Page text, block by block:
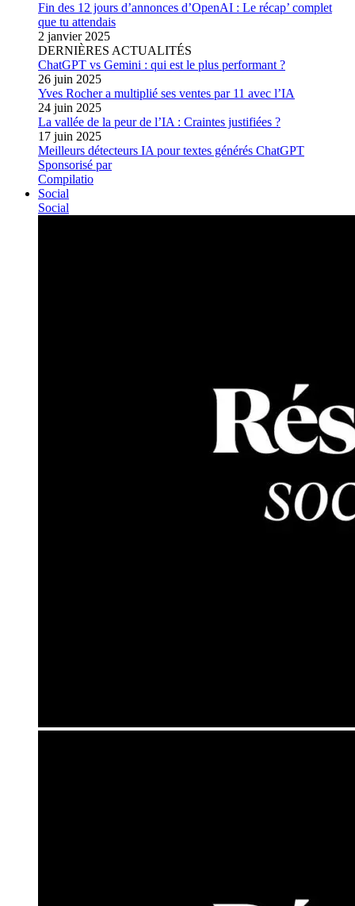
Fin des 12 jours d’annonces d’OpenAI : Le récap’ complet
que tu attendais
2 janvier 2025
DERNIÈRES ACTUALITÉS
ChatGPT vs Gemini : qui est le plus performant ?
26 juin 2025
Yves Rocher a multiplié ses ventes par 11 avec l’IA
24 juin 2025
La vallée de la peur de l’IA : Craintes justifiées ?
17 juin 2025
Meilleurs détecteurs IA pour textes générés ChatGPT
Sponsorisé par
Compilatio
Social
Social